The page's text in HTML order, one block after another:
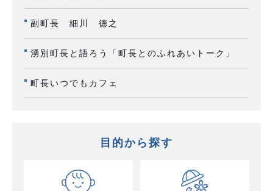
副町長 細川 徳之
湧別町長と語ろう「町長とのふれあいトーク」
町長いつでもカフェ
目的から探す